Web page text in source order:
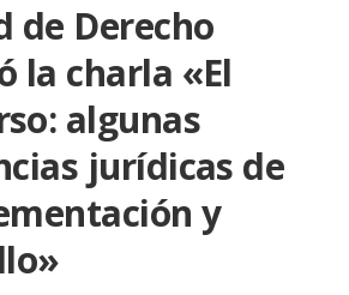
de Derecho
la charla «El
algunas
jurídicas de
y